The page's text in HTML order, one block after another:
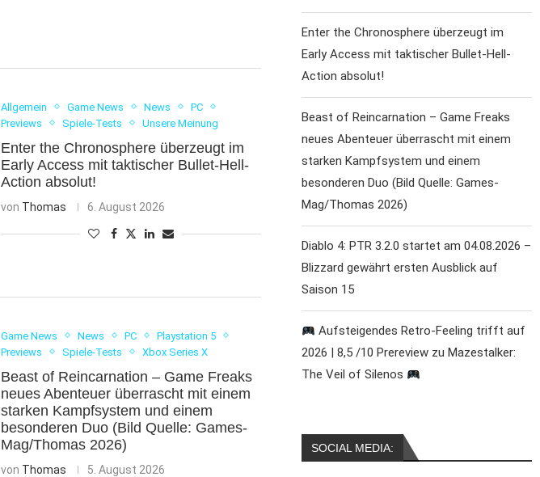
Allgemein Game News News
PC
Previews
Spiele-Tests Unsere Meinung
Enter the Chronosphere überzeugt im
Early Access mit taktischer Bullet-Hell-
Action absolut!
von Thomas 6. August 2026
Game News News PC
Playstation 5
Previews
Spiele-Tests Xbox Series X
Beast of Reincarnation – Game Freaks
neues Abenteuer überrascht mit einem
starken Kampfsystem und einem
besonderen Duo (Bild Quelle: Games-
Mag/Thomas 2026)
von Thomas 5. August 2026
Enter the Chronosphere überzeugt im
Early Access mit taktischer Bullet-Hell-
Action absolut!
Beast of Reincarnation – Game Freaks
neues Abenteuer überrascht mit einem
starken Kampfsystem und einem
besonderen Duo (Bild Quelle: Games-
Mag/Thomas 2026)
Diablo 4: PTR 3.2.0 startet am 04.08.2026 –
Blizzard gewährt ersten Ausblick auf
Saison 15
Aufsteigendes Retro-Feeling trifft auf
2026 | 8,5 /10 Prereview zu Mazestalker:
The Veil of Silenos
SOCIAL MEDIA: